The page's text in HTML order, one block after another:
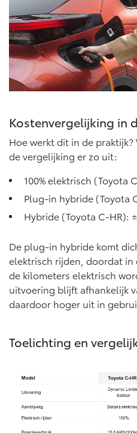
Vanaf € 39.995,-
Mirai
WATERSTOF-ELEKTRISCH
Vanaf € 76.695,-
Proace (excl. BTW)
OOK ALS BATTERIJ-
Vanaf € 37.500,-
Proace Max (excl. BTW)
Kostenvergelijking in
Hoe werkt dit in de praktijk?
de vergelijking er zo uit:
100% elektrisch (Toyota
Plug-in hybride (Toyota
Hybride (Toyota C-HR):
De plug-in hybride komt
elektrisch rijden, doordat in
de kilometers elektrisch
uitvoering blijft afhankelijk
daardoor hoger uit in
Toelichting en